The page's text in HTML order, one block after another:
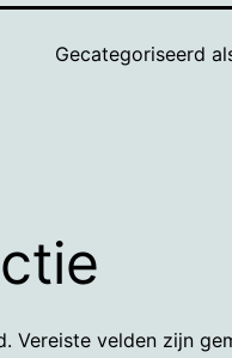
Gecategoriseerd
Vereiste velden zijn